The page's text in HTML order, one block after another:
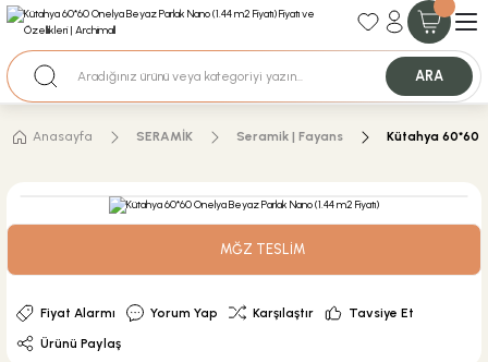
35+ Yıllık Tecrübe
Nakit Ödemeli Özel Fiyatlar için Bizden Teklif Alabilirsiniz.
ARA
Anasayfa SERAMİK Seramik | Fayans Kütahya 60*60
MĞZ TESLİM
Fiyat Alarmı Yorum Yap Karşılaştır
Tavsiye Et
Ürünü Paylaş